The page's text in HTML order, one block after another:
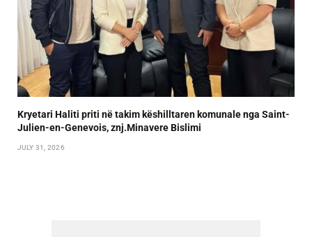
Kryetari Haliti priti në takim këshilltaren komunale nga Saint-
Julien-en-Genevois, znj.Minavere Bislimi
JULY 31, 2026